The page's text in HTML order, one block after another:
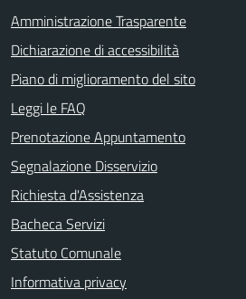
Amministrazione Trasparente
Dichiarazione di accessibilità
Piano di miglioramento del sito
Leggi le FAQ
Prenotazione Appuntamento
Segnalazione Disservizio
Richiesta d'Assistenza
Bacheca Servizi
Statuto Comunale
Informativa privacy